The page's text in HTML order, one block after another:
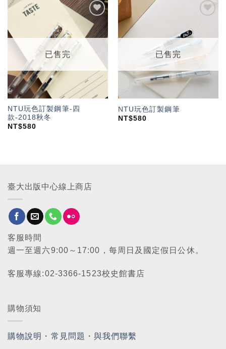
加入
「願
望輕
單」
已售完
NTU玩色訂製鋼筆-四
款-2018秋冬
NT$580
望輕
單」
已售完
NTU玩色訂製鋼筆
NT$580
臺大出版中心線上商店
客服時間
週一至週六9:00～17:00，每周日及國定假日公休。
客服專線:02-3366-1523校史館書店
購物須知
購物說明 ・ 常見問題 ・與我們聯繫